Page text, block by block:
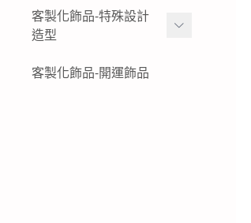
女生黃金小套鍊
黃金墜子-黃金吊墜
女生黃金戒指
結婚金飾套組-蝴蝶
結婚金飾套組-龍鳳
K金與白金姓名項鍊-墜飾-
戒指
純銀姓名項鍊-墜飾-戒指
黃金水晶擺件
黃金木框擺件
黃金獎狀-絨沙金立體擺件
黃金擺件-絨沙金擺件
公司logo 品牌
現貨商品-黃金擺飾
客製化飾品-特殊設計
造型
特殊客製化飾品-黃金鑰匙
客製化飾品-開運飾品